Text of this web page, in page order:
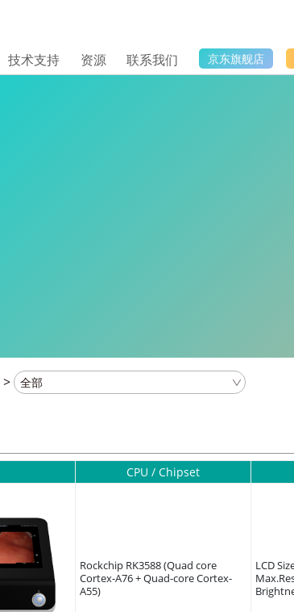
技术支持 资源 联系我们 京东旗舰店
>
CPU / Chipset
Rockchip RK3588 (Quad core
Cortex-A76 + Quad-core Cortex-
A55)
LCD